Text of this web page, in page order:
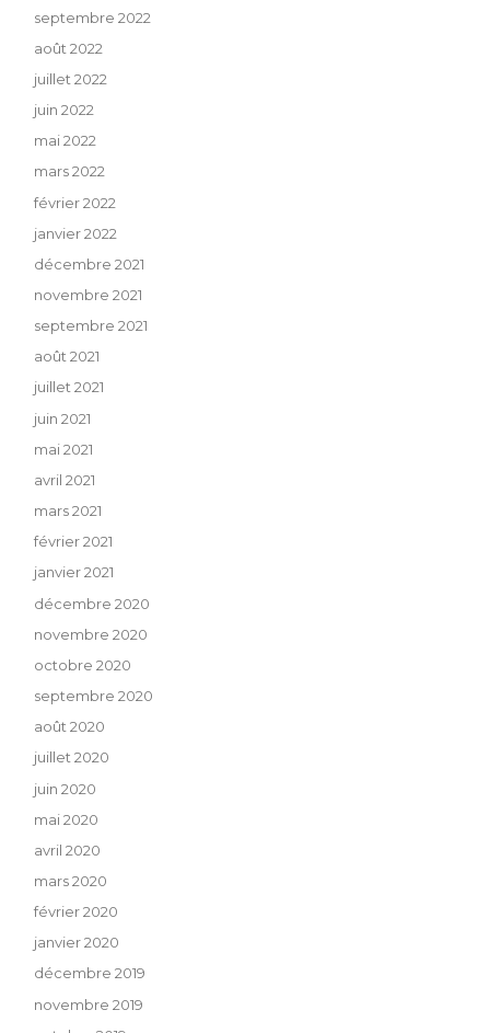
septembre 2022
août 2022
juillet 2022
juin 2022
mai 2022
mars 2022
février 2022
janvier 2022
décembre 2021
novembre 2021
septembre 2021
août 2021
juillet 2021
juin 2021
mai 2021
avril 2021
mars 2021
février 2021
janvier 2021
décembre 2020
novembre 2020
octobre 2020
septembre 2020
août 2020
juillet 2020
juin 2020
mai 2020
avril 2020
mars 2020
février 2020
janvier 2020
décembre 2019
novembre 2019